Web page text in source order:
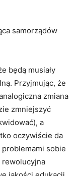
samorządów
będą musiały
Przyjmując, że
zmiana
zmniejszyć
a
oczywiście da
sobie
rewolucyjna